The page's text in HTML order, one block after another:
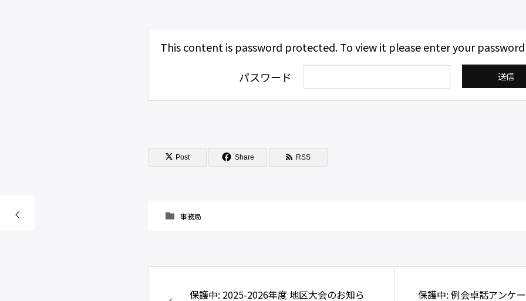
This content is password protected. To view it please enter your
パスワード
Post Share RSS
事務局
保護中: 2025-2026年度 地区大会のお知ら
保護中: 例会卓話アンケ